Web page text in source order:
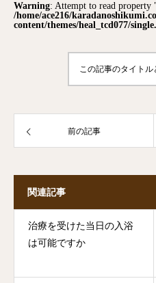
Warning: Attempt to read
/home/ace216/
content/themes/heal_tcd077/
この記事のタイト
前の記事
関連記事
治療を受けた当日の入浴
は可能ですか